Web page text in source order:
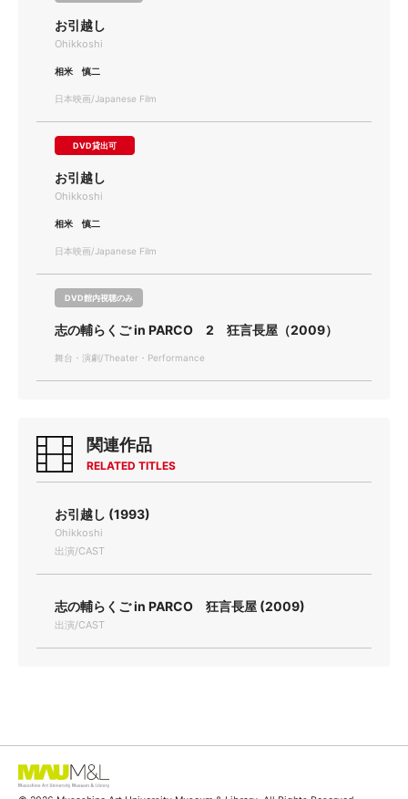
お引越し
Ohikkoshi
相米 慎二
日本映画/Japanese Film
DVD貸出可
お引越し
Ohikkoshi
相米 慎二
日本映画/Japanese Film
DVD館内視聴のみ
志の輔らくご in PARCO 2 狂言長屋（2009）
舞台・演劇/Theater・Performance
関連作品
RELATED TITLES
お引越し (1993)
Ohikkoshi
出演/CAST
志の輔らくご in PARCO 狂言長屋 (2009)
出演/CAST